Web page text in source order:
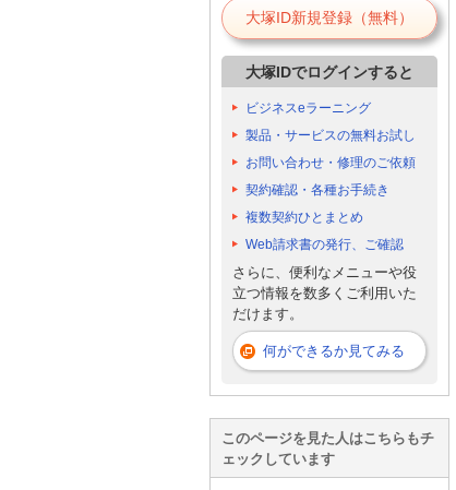
大塚ID新規登録（無料）
大塚IDでログインすると
ビジネスeラーニング
製品・サービスの無料お試し
お問い合わせ・修理のご依頼
契約確認・各種お手続き
複数契約ひとまとめ
Web請求書の発行、ご確認
さらに、便利なメニューや役
立つ情報を数多くご利用いた
だけます。
何ができるか見てみる
このページを見た人はこちらもチ
ェックしています